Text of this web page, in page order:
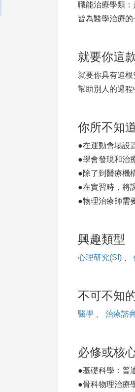
職能治療學類：
皆為醫學治療
就要你這
就要你具有追
幫助別人的過
你所不知
●在運動會場設
●學會發現和治
●除了到醫療機
●在實習時，將
●物理治療師需
興趣類型
心理研究(SI) 、
不可不知
醫學 、 治療諮
必修或核
●基礎科學：普
●骨科物理治療